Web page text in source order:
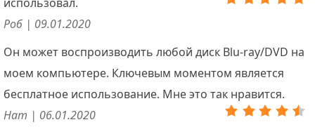
Роб | 09.01.2020
Он может воспроизводить любой диск Blu-ray/DVD на
моем компьютере. Ключевым моментом является
бесплатное использование. Мне это так нравится.
Нат | 06.01.2020